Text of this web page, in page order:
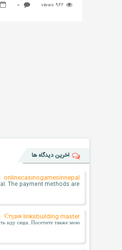
962 views
0
اخرین دیدگاه ها
onlinecasinogamesinnepal :
payment methods are . . .
Студия linksbuilding master :
иду сюда. Посетите также мою . . .